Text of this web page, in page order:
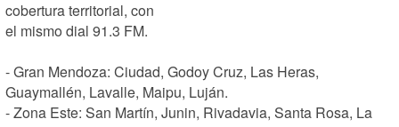
cobertura territorial, con
el mismo dial 91.3 FM.
- Gran Mendoza: Ciudad, Godoy Cruz, Las Heras,
Guaymallén, Lavalle, Maipu, Luján.
- Zona Este: San Martín, Junin, Rivadavia, Santa Rosa, La